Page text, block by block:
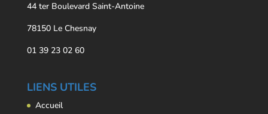
44 ter Boulevard Saint-Antoine
78150 Le Chesnay
01 39 23 02 60
LIENS UTILES
Accueil